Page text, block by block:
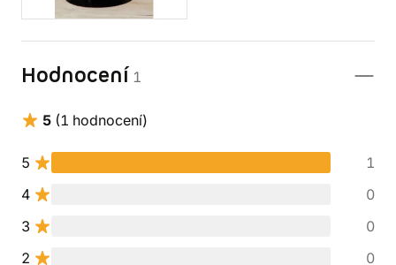
Hodnocení 1
5 (1 hodnocení)
5
1
4
0
3
0
2
0